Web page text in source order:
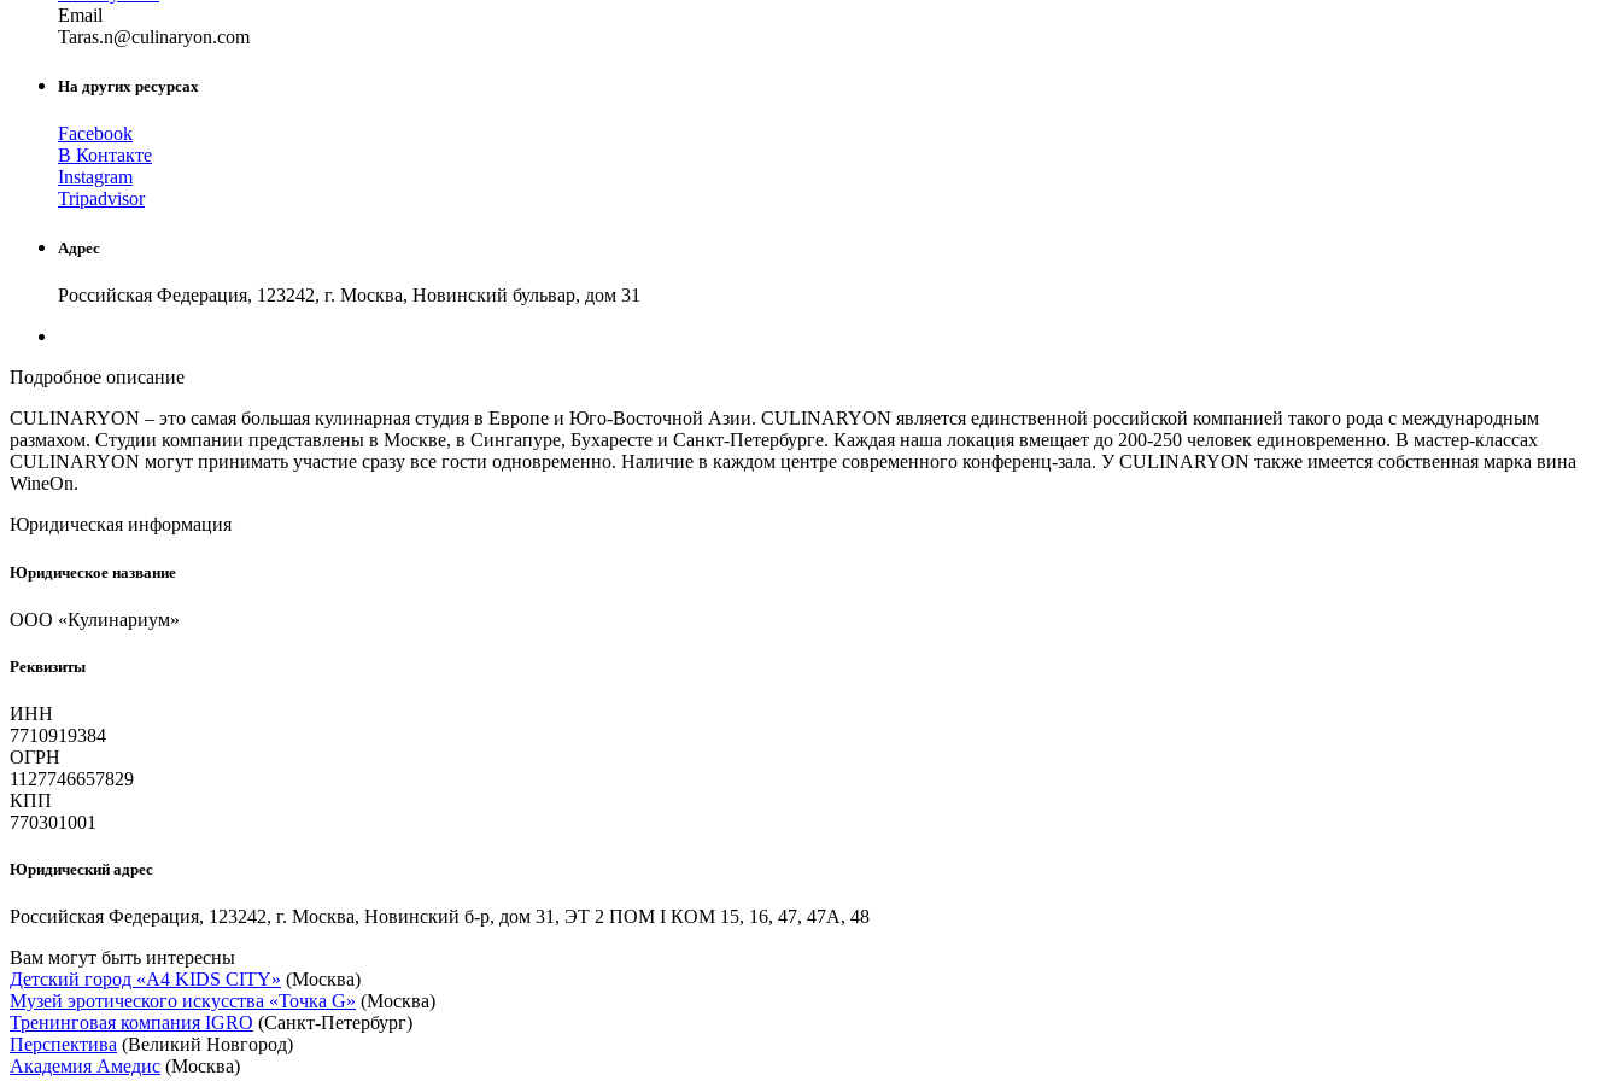
Email
Taras.n@culinaryon.com
На других ресурсах
Facebook
В Контакте
Instagram
Tripadvisor
Адрес
Российская Федерация, 123242, г. Москва, Новинский бульвар, дом 31
Подробное описание
CULINARYON – это самая большая кулинарная студия в Европе и Юго-Восточной Азии. CULINARYON является единственной российской компанией такого рода с международным
размахом. Студии компании представлены в Москве, в Сингапуре, Бухаресте и Санкт-Петербурге. Каждая наша локация вмещает до 200-250 человек единовременно. В мастер-классах
CULINARYON могут принимать участие сразу все гости одновременно. Наличие в каждом центре современного конференц-зала. У CULINARYON также имеется собственная марка вина
WineOn.
Юридическая информация
Юридическое название
ООО «Кулинариум»
Реквизиты
ИНН
7710919384
ОГРН
1127746657829
КПП
770301001
Юридический адрес
Российская Федерация, 123242, г. Москва, Новинский б-р, дом 31, ЭТ 2 ПОМ I КОМ 15, 16, 47, 47А, 48
Вам могут быть интересны
Детский город «A4 KIDS CITY» (Москва)
Музей эротического искусства «Точка G» (Москва)
Тренинговая компания IGRO (Санкт-Петербург)
Перспектива (Великий Новгород)
Академия Амедис (Москва)